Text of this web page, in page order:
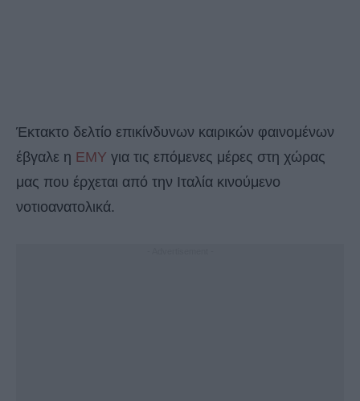
Έκτακτο δελτίο επικίνδυνων καιρικών φαινομένων
έβγαλε η ΕΜΥ για τις επόμενες μέρες στη χώρας
μας που έρχεται από την Ιταλία κινούμενο
νοτιοανατολικά.